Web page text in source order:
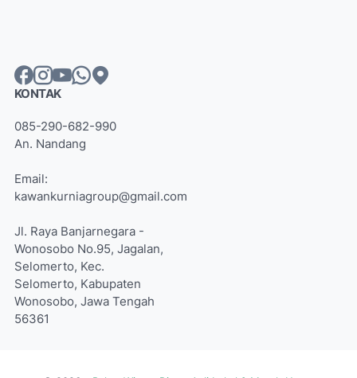
KONTAK
085-290-682-990
An. Nandang
Email:
kawankurniagroup@gmail.com
Jl. Raya Banjarnegara -
Wonosobo No.95, Jagalan,
Selomerto, Kec.
Selomerto, Kabupaten
Wonosobo, Jawa Tengah
56361